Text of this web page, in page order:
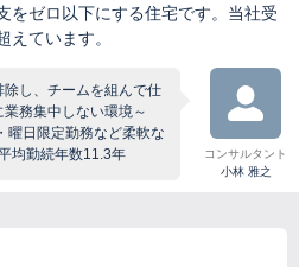
をゼロ以下にする住宅です。当社受
えています。
し、チームを組んで仕
務集中しない環境～
曜日限定勤務など柔軟な
均勤続年数11.3年
コンサルタント
小林 雅之